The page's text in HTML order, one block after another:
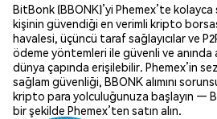
BitBonk (BBONK)’yi Phemex’te
kişinin güvendiği en verimli kripto
havalesi, üçüncü taraf sağlayıcılar ve
ödeme yöntemleri ile güvenli ve anında
dünya çapında erişilebilir. Phemex’in
sağlam güvenliği, BBONK alımını
kripto para yolculuğunuza başlayın —
bir şekilde Phemex’ten satın alın.